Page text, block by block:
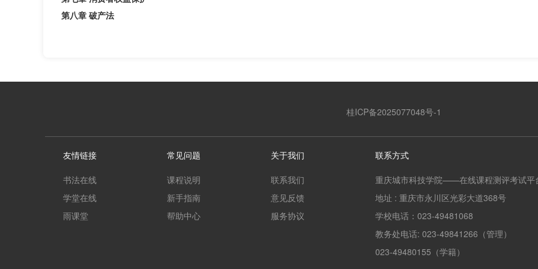
第八章 破产法
桂ICP备2025077048号-1
友情链接
书法在线
学堂在线
雨课堂
常见问题
课程说明
新手指南
帮助中心
关于我们
联系我们
意见反馈
服务协议
联系方式
重庆城市科技学院——在线课程测评考试平
地址 : 重庆市永川区光彩大道368号
学校电话：023-49481068
教务处电话: 023-49841266（管理）
023-49480155（学籍）